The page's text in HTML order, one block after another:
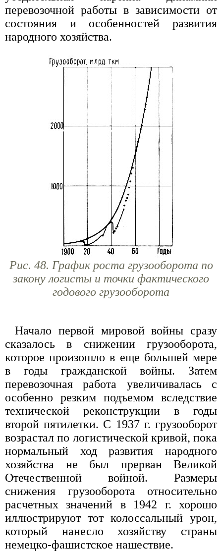
перевозочной работы в зависимости от
состояния и особенностей развития
народного хозяйства.
Рис. 48. График роста грузооборота по
закону логисты и точки фактического
годового грузооборота
Начало первой мировой войны сразу
сказалось в снижении грузооборота,
которое произошло в еще большей мере
в годы гражданской войны. Затем
перевозочная работа увеличивалась с
особенно резким подъемом вследствие
технической реконструкции в годы
второй пятилетки. С 1937 г. грузооборот
возрастал по логистической кривой, пока
нормальный ход развития народного
хозяйства не был прерван Великой
Отечественной войной. Размеры
снижения грузооборота относительно
расчетных значений в 1942 г. хорошо
иллюстрируют тот колоссальный урон,
который нанесло хозяйству страны
немецко-фашистское нашествие.